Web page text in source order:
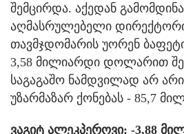
შემცირდა. აქედან
აღმასრულებელი
თავმჯდომარის უორენ
3,58 მილიარდი დოლარით
საგაგაშო ნამდვილად არ
უზარმაზარ ქონებას - 85,7
ვაგიტ ალეკპეროვი: -3,88